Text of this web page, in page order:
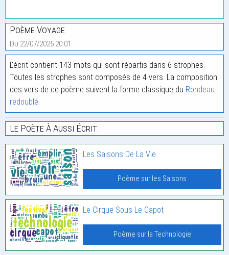
Poème Voyage
Du 22/07/2025 20:01
L'écrit contient 143 mots qui sont répartis dans 6 strophes.
Toutes les strophes sont composés de 4 vers. La composition
des vers de ce poème suivent la forme classique du Rondeau
redoublé
Le Poète À Aussi Écrit:
Les Saisons De La Vie
Poème sur les Saisons
Le Cirque Sous Le Capot
Poème sur la Technologie